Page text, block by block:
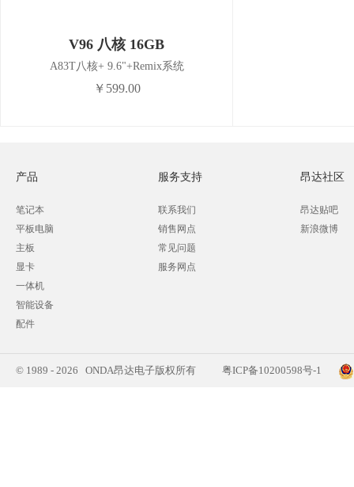
V96 八核 16GB
A83T八核+ 9.6"+Remix系统
￥599.00
产品
笔记本
平板电脑
主板
显卡
一体机
智能设备
配件
服务支持
联系我们
销售网点
常见问题
服务网点
昂达社区
昂达贴吧
新浪微博
© 1989 - 2026 ONDA昂达电子版权所有 粤ICP备10200598号-1